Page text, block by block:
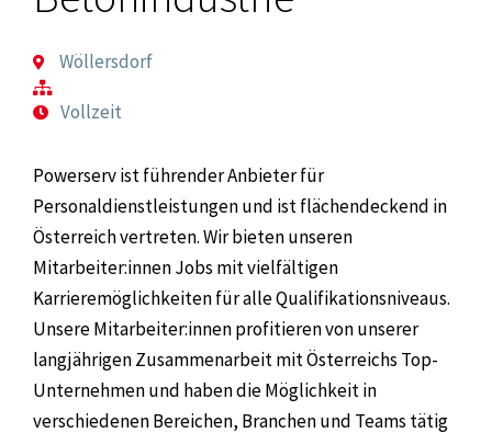
Wöllersdorf
Vollzeit
Powerserv ist führender Anbieter für
Personaldienstleistungen und ist flächendeckend in
Österreich vertreten. Wir bieten unseren
Mitarbeiter:innen Jobs mit vielfältigen
Karrieremöglichkeiten für alle Qualifikationsniveaus.
Unsere Mitarbeiter:innen profitieren von unserer
langjährigen Zusammenarbeit mit Österreichs Top-
Unternehmen und haben die Möglichkeit in
verschiedenen Bereichen, Branchen und Teams tätig